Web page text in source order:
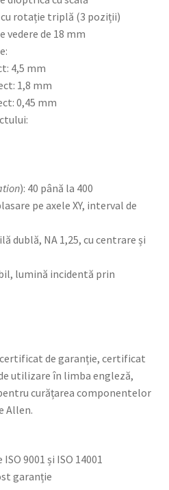
rotație triplă (3 poziții)
vedere de 18 mm
4,5 mm
1,8 mm
0,45 mm
): 40 până la 400
pe axele XY, interval de
dublă, NA 1,25, cu centrare și
lumină incidentă prin
de garanție, certificat
utilizare în limba engleză,
curățarea componentelor
Allen.
9001 și ISO 14001
garanție